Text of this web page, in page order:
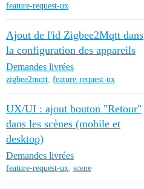
feature-request-ux
Ajout de l'id Zigbee2Mqtt dans
la configuration des appareils
Demandes livrées
zigbee2mqtt, feature-request-ux
UX/UI : ajout bouton "Retour"
dans les scènes (mobile et
desktop)
Demandes livrées
feature-request-ux, scene